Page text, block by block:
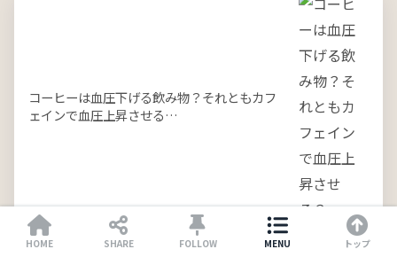
コーヒーは血圧下げる飲み物？それともカフ
ェインで血圧上昇させる…
HOME SHARE FOLLOW MENU トップ